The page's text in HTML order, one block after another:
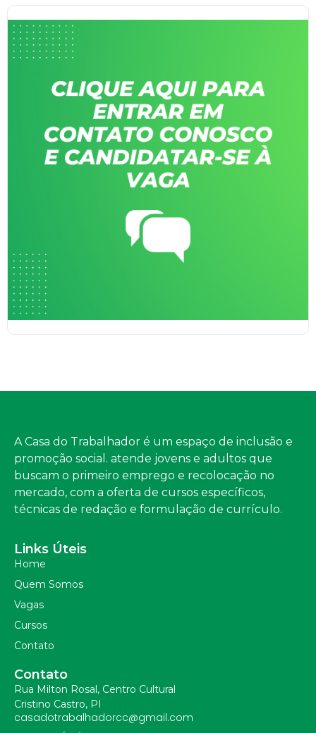
A Casa do Trabalhador é um espaço de inclusão e
promoção social. atende jovens e adultos que
buscam o primeiro emprego e recolocação no
mercado, com a oferta de cursos específicos,
técnicas de redação e formulação de currículo.
Links Úteis
Home
Quem Somos
Vagas
Cursos
Contato
Contato
Rua Milton Rosal, Centro Cultural
Cristino Castro, PI
casadotrabalhadorcc@gmail.com